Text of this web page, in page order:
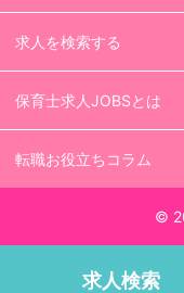
求人を検索する
保育士求人JOBSとは
転職お役立ちコラム
©
求人検索